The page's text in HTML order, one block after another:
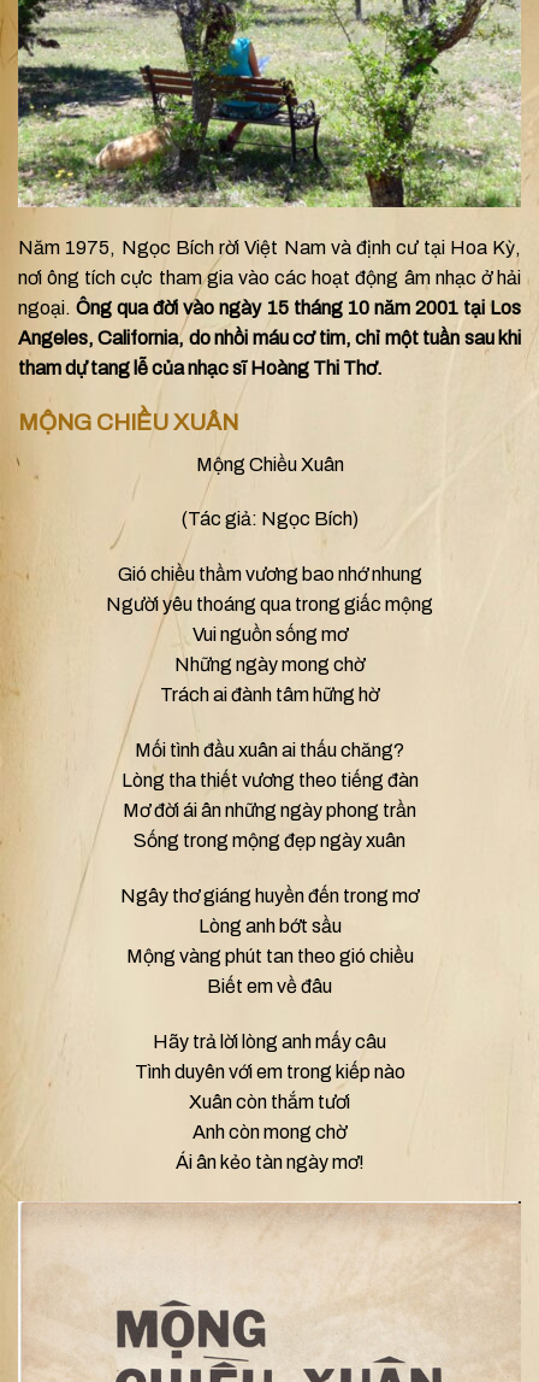
Năm 1975, Ngọc Bích rời Việt Nam và định cư tại Hoa Kỳ,
nơi ông tích cực tham gia vào các hoạt động âm nhạc ở hải
ngoại.Ông qua đời vào ngày 15 tháng 10 năm 2001 tại Los
Angeles, California, do nhồi máu cơ tim, chỉ một tuần sau khi
tham dự tang lễ của nhạc sĩ Hoàng Thi Thơ.
MỘNG CHIỀU XUÂN
Mộng Chiều Xuân
(Tác giả: Ngọc Bích)
Gió chiều thầm vương bao nhớ nhung
Người yêu thoáng qua trong giấc mộng
Vui nguồn sống mơ
Những ngày mong chờ
Trách ai đành tâm hững hờ
Mối tình đầu xuân ai thấu chăng?
Lòng tha thiết vương theo tiếng đàn
Mơ đời ái ân những ngày phong trần
Sống trong mộng đẹp ngày xuân
Ngây thơ giáng huyền đến trong mơ
Lòng anh bớt sầu
Mộng vàng phút tan theo gió chiều
Biết em về đâu
Hãy trả lời lòng anh mấy câu
Tình duyên với em trong kiếp nào
Xuân còn thắm tươi
Anh còn mong chờ
Ái ân kẻo tàn ngày mơ!